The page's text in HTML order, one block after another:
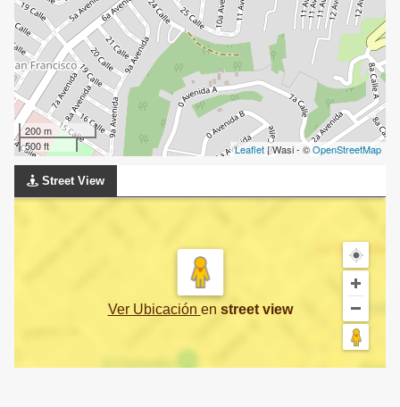
200 m
500 ft
Leaflet| Wasi - ©OpenStreetMap
Street View
Ver Ubicación en street view